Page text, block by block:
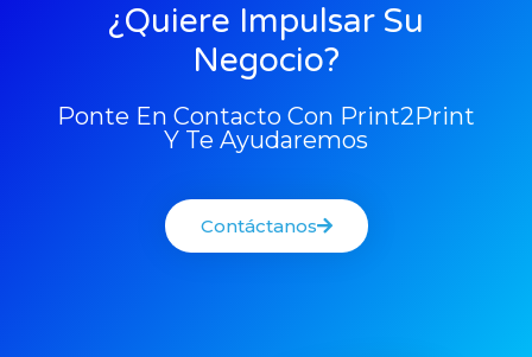
¿Quiere Impulsar Su
Negocio?
Ponte En Contacto Con Print2Print
Y Te Ayudaremos
Contáctanos